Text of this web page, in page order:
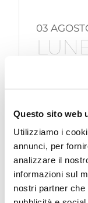
Questo sito web
Utilizziamo i
annunci, per
analizzare il
informazioni sul
nostri partner
03
LEGGI DI